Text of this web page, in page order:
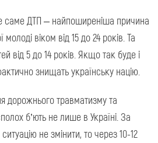
саме ДТП – найпоширеніша причина
молоді віком від 15 до 24 років. Та
від 5 до 14 років. Якщо так буде і
знищать українську націю.
дорожнього травматизму та
б’ють не лише в Україні. За
не змінити, то через 10-12